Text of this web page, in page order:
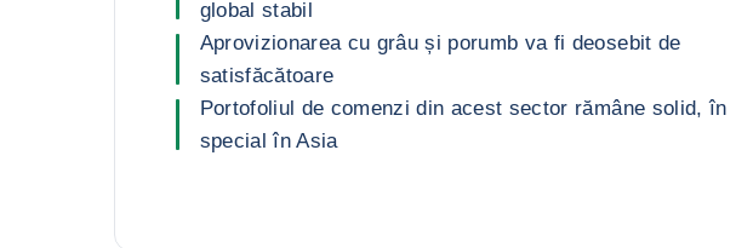
global stabil
Aprovizionarea cu grâu și porumb va fi deosebit de
satisfăcătoare
Portofoliul de comenzi din acest sector rămâne solid, în
special în Asia